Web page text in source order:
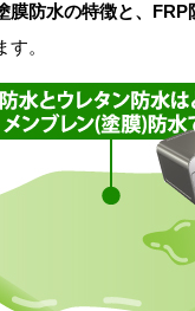
膜防水の特徴と、FRP
。